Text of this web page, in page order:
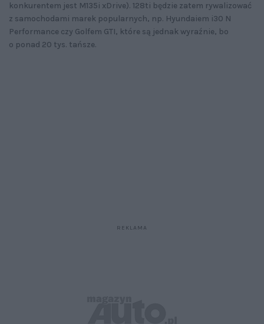
konkurentem jest M135i xDrive). 128ti będzie zatem rywalizować
z samochodami marek popularnych, np. Hyundaiem i30 N
Performance czy Golfem GTI, które są jednak wyraźnie, bo
o ponad 20 tys. tańsze.